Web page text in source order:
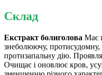
Склад
Екстракт болиголова Має
знеболюючу, протисудомну,
протизапальну дію.
Очищає і оновлює кров,